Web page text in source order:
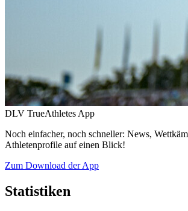
DLV TrueAthletes App
Noch einfacher, noch schneller: News,
Athletenprofile auf einen Blick!
Zum Download der App
Statistiken